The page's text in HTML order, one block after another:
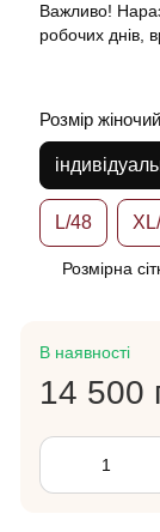
Важливо!
робочих днів,
Розмір жіночий
L/48
Розмірна
В наявності
14 500